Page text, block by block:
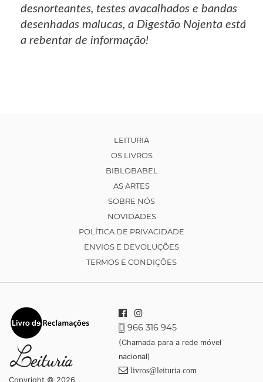
desnorteantes, testes avacalhados e bandas
desenhadas malucas, a Digestão Nojenta está
a rebentar de informação!
LEITURIA
OS LIVROS
BIBLOBABEL
AS ARTES
SOBRE NÓS
NOVIDADES
POLÍTICA DE PRIVACIDADE
ENVIOS E DEVOLUÇÕES
TERMOS E CONDIÇÕES
Copyright © 2026
966 316 945
(Chamada para a rede móvel
nacional)
livros@leituria.com